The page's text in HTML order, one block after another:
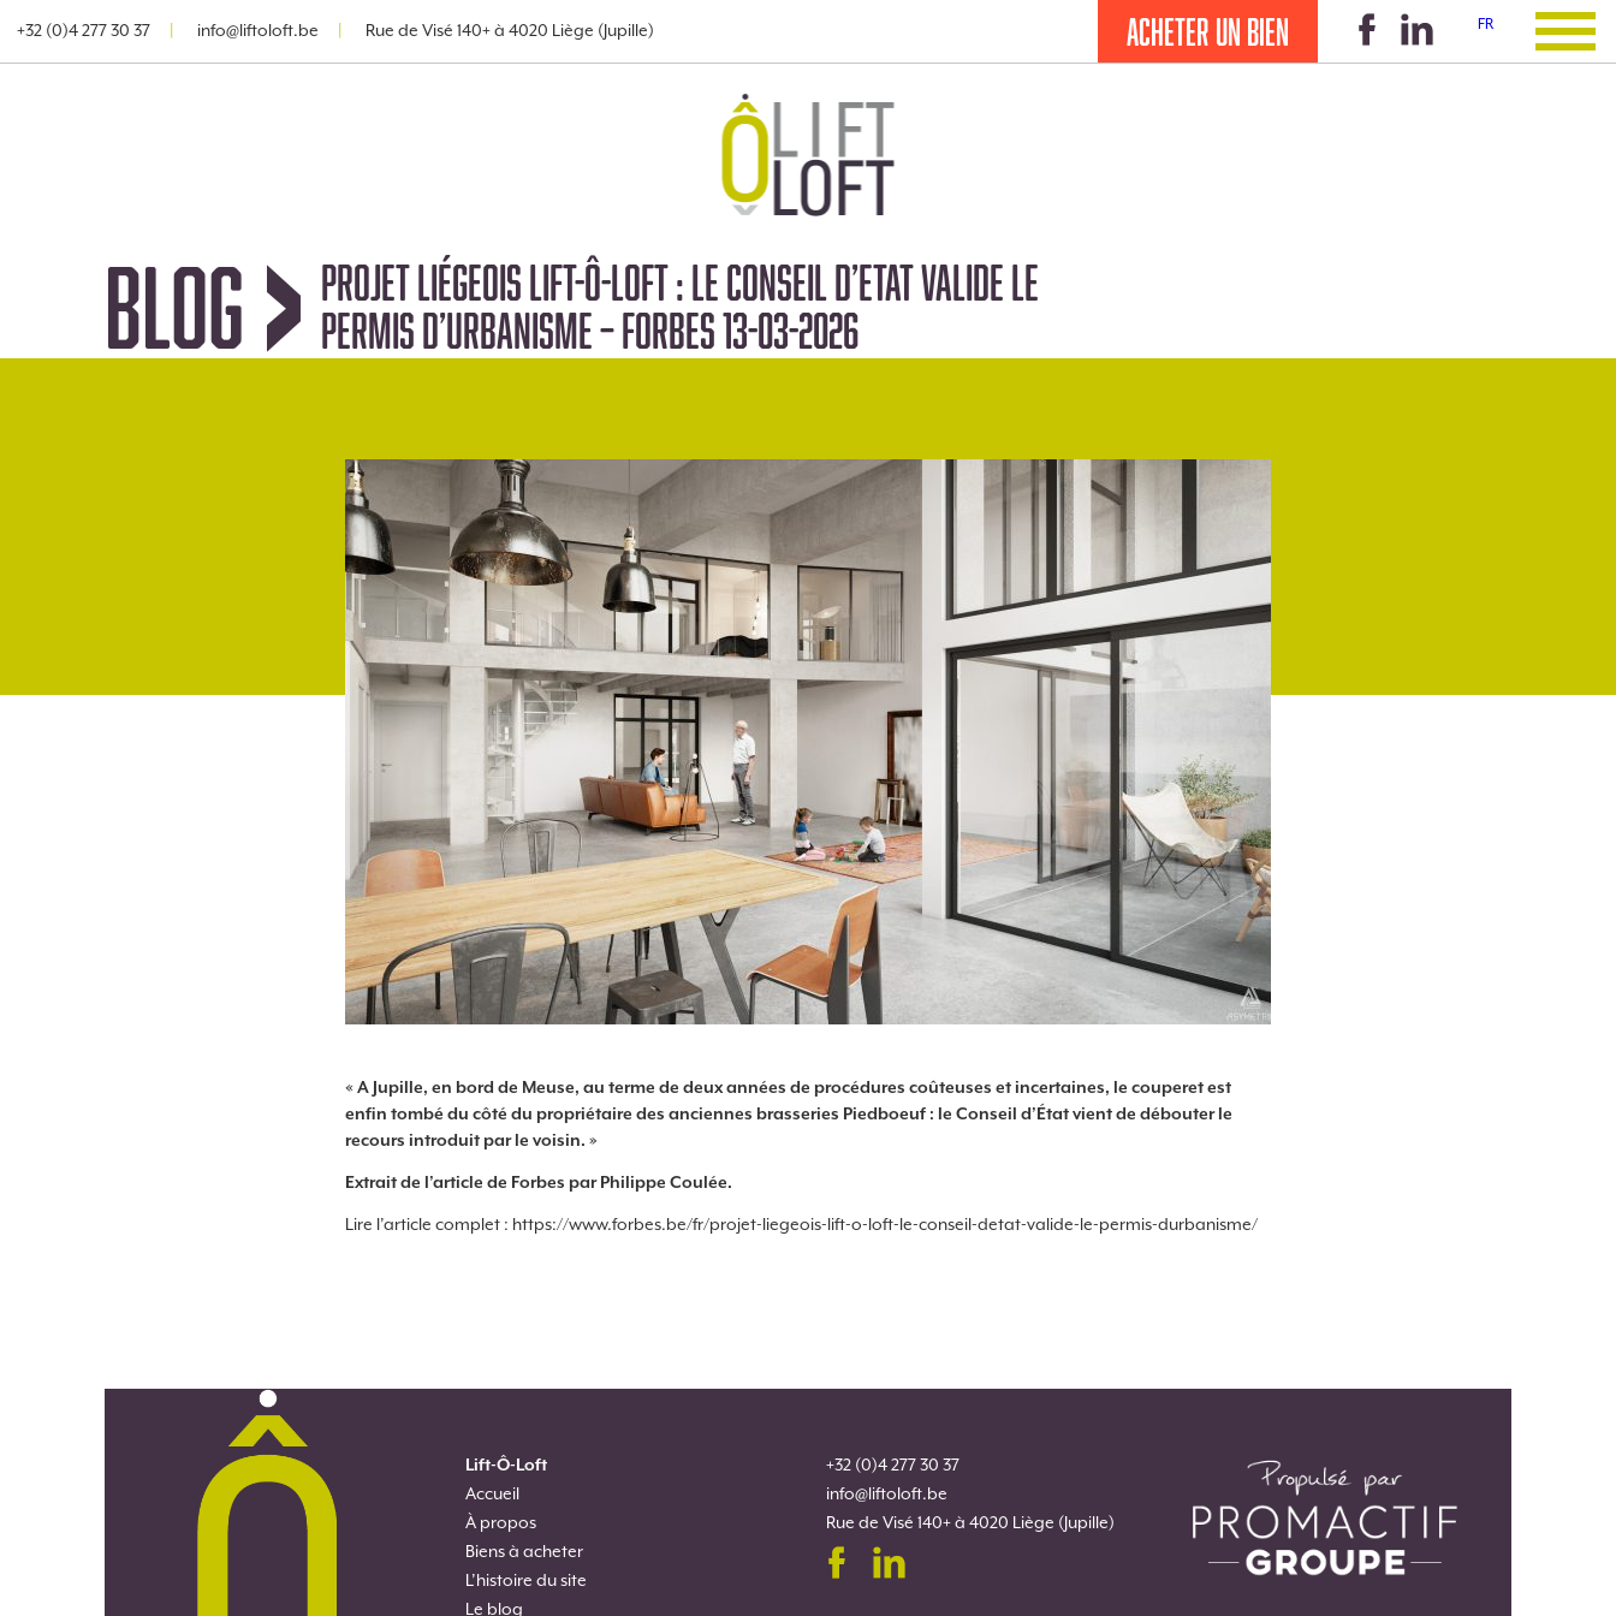
+32 (0)4 277 30 37 info@liftoloft.be Rue de Visé 140+ à 4020 Liège (Jupille) FR
Acheter un bien
BLOG
Projet liégeois Lift-Ô-Loft : le Conseil d’Etat valide le
permis d’urbanisme – Forbes 13-03-2026
« A Jupille, en bord de Meuse, au terme de deux années de procédures coûteuses et incertaines, le couperet est
enfin tombé du côté du propriétaire des anciennes brasseries Piedboeuf : le Conseil d’État vient de débouter le
recours introduit par le voisin. »
Extrait de l’article de Forbes par Philippe Coulée.
Lire l’article complet : https://www.forbes.be/fr/projet-liegeois-lift-o-loft-le-conseil-detat-valide-le-permis-durbanisme/
Lift-Ô-Loft
Accueil
À propos
Biens à acheter
L’histoire du site
Le blog
+32 (0)4 277 30 37
info@liftoloft.be
Rue de Visé 140+ à 4020 Liège (Jupille)